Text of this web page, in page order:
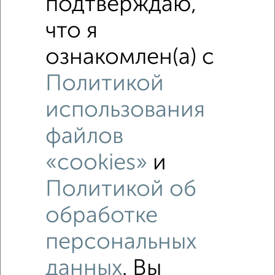
Строителей 44
Студия квартира, на длительный срок, 22м², 5/9 этаж
в месяц
Строителей 19
подтверждаю,
что я
ознакомлен(а) с
Политикой
использования
файлов
«cookies» и
Политикой об
обработке
персональных
данных. Вы